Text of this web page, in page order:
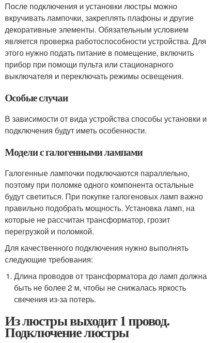
После подключения и установки люстры можно
вкручивать лампочки, закреплять плафоны и другие
декоративные элементы. Обязательным условием
является проверка работоспособности устройства. Для
этого нужно подать питание в помещение, включить
прибор при помощи пульта или стационарного
выключателя и переключать режимы освещения.
Особые случаи
В зависимости от вида устройства способы установки и
подключения будут иметь особенности.
Модели с галогенными лампами
Галогенные лампочки подключаются параллельно,
поэтому при поломке одного компонента остальные
будут светиться. При покупке галогеновых ламп важно
правильно подобрать мощность. Установка ламп, на
которые не рассчитан трансформатор, грозит
перегрузкой и поломкой.
Для качественного подключения нужно выполнять
следующие требования:
Длина проводов от трансформатора до ламп должна
быть не более 2 м, чтобы не снижалась яркость
свечения из-за потерь.
Из люстры выходит 1 провод.
Подключение люстры